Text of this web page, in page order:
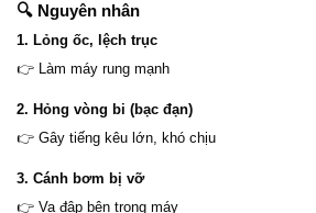
🔍 Nguyên nhân
1. Lỏng ốc, lệch trục
👉 Làm máy rung mạnh
2. Hỏng vòng bi (bạc đạn)
👉 Gây tiếng kêu lớn, khó chịu
3. Cánh bơm bị vỡ
👉 Va đập bên trong máy